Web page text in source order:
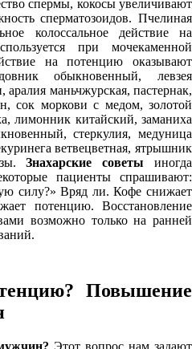
спермы, кокосы увеличивают
сперматозоидов. Пчелиная
колоссальное действие на
при мочекаменной
на потенцию оказывают
обыкновенный, левзея
аралия маньчжурская, пастернак,
сок моркови с медом, золотой
лимонник китайский, заманиха
стеркулия, медуница
ветвецветная, ятрышник
Знахарские советы иногда
пациенты спрашивают:
силу?» Вряд ли. Кофе снижает
потенцию. Восстановление
возможно только на ранней
Повышение
Этот вопрос нам задают